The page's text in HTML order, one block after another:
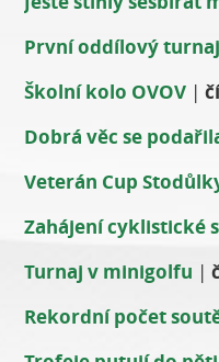
První oddílový
Školní kolo OVOV |
Dobrá věc se
Veterán Cup
Zahájení cyklistické
Turnaj v minigolfu |
Rekordní počet